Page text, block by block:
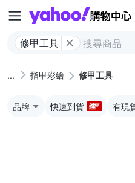
修甲工具
指甲彩繪 修甲工具
品牌 快速到貨 有現